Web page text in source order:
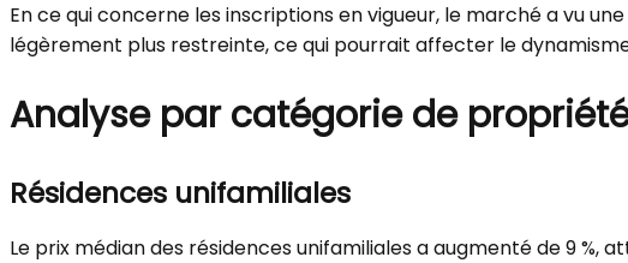
En ce qui concerne les inscriptions en vigueur, le marché a vu
légèrement plus restreinte, ce qui pourrait affecter le
Analyse par catégorie de
Résidences unifamiliales
Le prix médian des résidences unifamiliales a augmenté de 9